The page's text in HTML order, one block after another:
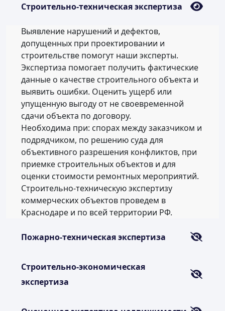
Строительно-техническая экспертиза
Выявление нарушений и дефектов,
допущенных при проектировании и
строительстве помогут наши эксперты.
Экспертиза помогает получить фактические
данные о качестве строительного объекта и
выявить ошибки. Оценить ущерб или
упущенную выгоду от не своевременной
сдачи объекта по договору.
Необходима при: спорах между заказчиком и
подрядчиком, по решению суда для
объективного разрешения конфликтов, при
приемке строительных объектов и для
оценки стоимости ремонтных мероприятий.
Строительно-техническую экспертизу
коммерческих объектов проведем в
Краснодаре и по всей территории РФ.
Пожарно-техническая экспертиза
Строительно-экономическая
экспертиза